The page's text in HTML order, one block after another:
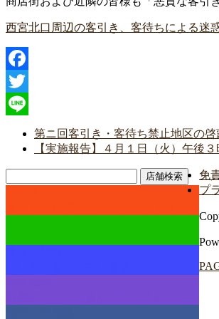
西宮北口周辺の客引き、客待ちによる迷
Facebook
Twitter
第ニ回客引き・客待ち禁止地区の啓
【実施報告】４月１日（火）午後
店舗検索
免
プ